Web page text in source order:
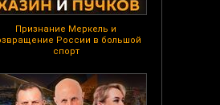
Признание Меркель и
России в большой
спорт